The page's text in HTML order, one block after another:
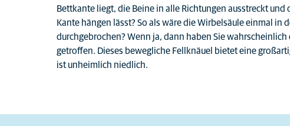
Bettkante liegt, die Beine in alle Richtungen ausstreckt und
Kante hängen lässt? So als wäre die Wirbelsäule einmal in
durchgebrochen? Wenn ja, dann haben Sie wahrscheinlich
getroffen. Dieses bewegliche Fellknäuel bietet eine
ist unheimlich niedlich.